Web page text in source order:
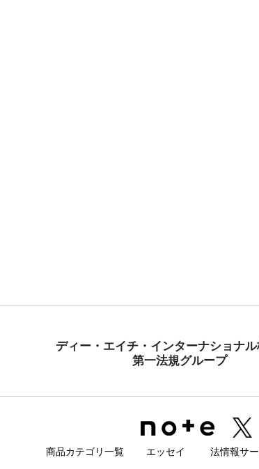
ディー・エイチ・インターナショナ
第一法規グループ
商品カテゴリ一覧 エッセイ 法情報サ